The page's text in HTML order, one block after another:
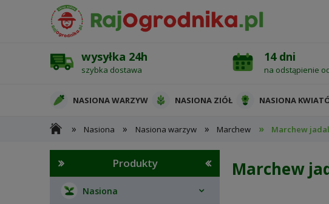
wysyłka 24h
szybka dostawa
14 dni
na odstąpienie
NASIONA WARZYW NASIONA ZIÓŁ NASIONA
OCHRONA ROŚLIN
» Nasiona » Nasiona warzyw » Marchew » Marchew
Produkty
Nasiona
Marchew